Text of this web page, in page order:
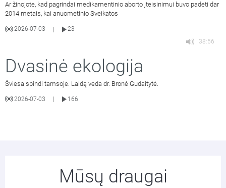
Ar žinojote, kad pagrindai medikamentinio aborto įteisinimui buvo padėti dar
2014 metais, kai anuometinio Sveikatos
2026-07-03
23
38:56
Dvasinė ekologija
Šviesa spindi tamsoje. Laidą veda dr. Bronė Gudaitytė.
2026-07-03 166
Mūsų draugai